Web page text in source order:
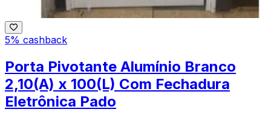
5% cashback
Porta Pivotante Alumínio Branco
2,10(A) x 100(L) Com Fechadura
Eletrônica Pado